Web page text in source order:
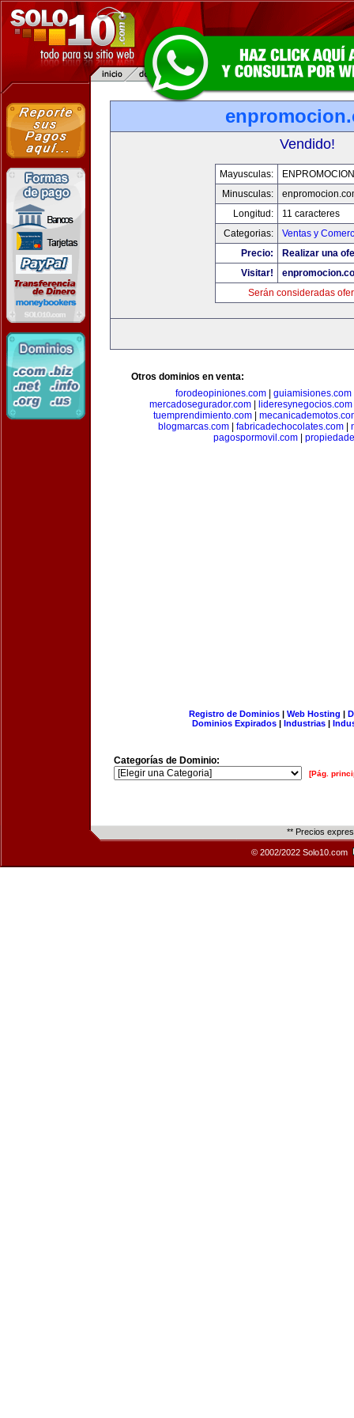
Vendido!
Mayusculas:
Minusculas:
Longitud:
11 caracteres
Categorias:
Ventas y
Precio:
Realizar una
Visitar!
Serán consideradas
Otros dominios en venta:
forodeopiniones.com
guiamisiones.com
mercadosegurador.com
lideresynegocios.com
tuemprendimiento.com
blogmarcas.com
fabricadechocolates.com
pagospormovil.com|
Registro de Dominios| Web Hosting |
Dominios Expirados | Industrias |
Categorías de Dominio:
[Pág.
** Precios
© 2002/2022 Solo10.com